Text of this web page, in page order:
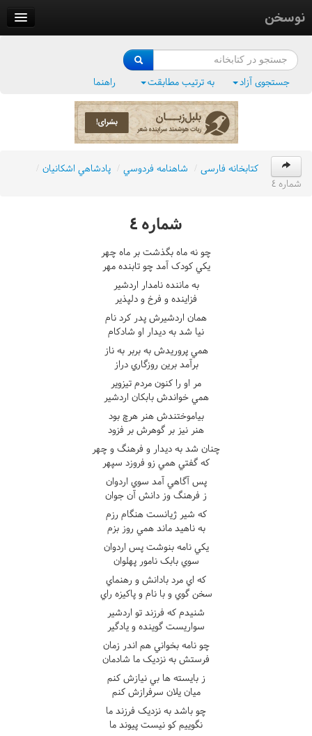
نوسخن
فرهنگ واژگان
جستجوی آزاد به ترتیب مطابقت راهنما
کتابخانه فارسی / شاهنامه فردوسي / پادشاهي اشکانيان /
شماره ٤
شماره ٤
چو نه ماه بگذشت بر ماه چهر
يکي کودک آمد چو تابنده مهر
به ماننده نامدار اردشير
فزاينده و فرخ و دلپذير
همان اردشيرش پدر کرد نام
نيا شد به ديدار او شادکام
همي پروريدش به بربر به ناز
برآمد برين روزگاري دراز
مر او را کنون مردم تيزوير
همي خواندش بابکان اردشير
بياموختندش هنر هرچ بود
هنر نيز بر گوهرش بر فزود
چنان شد به ديدار و فرهنگ و چهر
که گفتي همي زو فروزد سپهر
پس آگاهي آمد سوي اردوان
ز فرهنگ وز دانش آن جوان
که شير ژيانست هنگام رزم
به ناهيد ماند همي روز بزم
يکي نامه بنوشت پس اردوان
سوي بابک نامور پهلوان
که اي مرد بادانش و رهنماي
سخن گوي و با نام و پاکيزه راي
شنيدم که فرزند تو اردشير
سواريست گوينده و يادگير
چو نامه بخواني هم اندر زمان
فرستش به نزديک ما شادمان
ز بايسته ها بي نيازش کنم
ميان يلان سرفرازش کنم
چو باشد به نزديک فرزند ما
نگوييم کو نيست پيوند ما